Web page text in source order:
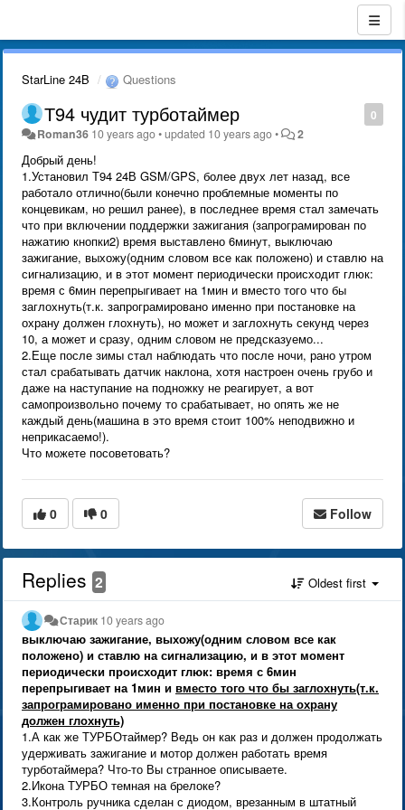
StarLine 24B Questions
0
Т94 чудит турботаймер
Roman36 10 years ago•updated 10 years ago• 2
Добрый день!
1.Установил Т94 24В GSM/GPS, более двух лет назад, все
работало отлично(были конечно проблемные моменты по
концевикам, но решил ранее), в последнее время стал замечать
что при включении поддержки зажигания (запрограмирован по
нажатию кнопки2) время выставлено 6минут, выключаю
зажигание, выхожу(одним словом все как положено) и ставлю на
сигнализацию, и в этот момент периодически происходит глюк:
время с 6мин перепрыгивает на 1мин и вместо того что бы
заглохнуть(т.к. запрограмировано именно при постановке на
охрану должен глохнуть), но может и заглохнуть секунд через
10, а может и сразу, одним словом не предсказуемо...
2.Еще после зимы стал наблюдать что после ночи, рано утром
стал срабатывать датчик наклона, хотя настроен очень грубо и
даже на наступание на подножку не реагирует, а вот
самопроизвольно почему то срабатывает, но опять же не
каждый день(машина в это время стоит 100% неподвижно и
неприкасаемо!).
Что можете посоветовать?
0 0 Follow
Replies 2 Oldest first
Старик 10 years ago
выключаю зажигание, выхожу(одним словом все как
положено) и ставлю на сигнализацию, и в этот момент
периодически происходит глюк: время с 6мин
перепрыгивает на 1мин и вместо того что бы заглохнуть(т.к.
запрограмировано именно при постановке на охрану
должен глохнуть)
1.А как же ТУРБОтаймер? Ведь он как раз и должен продолжать
удерживать зажигание и мотор должен работать время
турботаймера? Что-то Вы странное описываете.
2.Икона ТУРБО темная на брелоке?
3.Контроль ручника сделан с диодом, врезанным в штатный